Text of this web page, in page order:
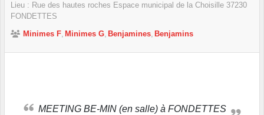
Lieu : Rue des hautes roches Espace municipal de la Choisille 37230
FONDETTES
Minimes F Minimes G Benjamines Benjamins
MEETING BE-MIN (en salle) à FONDETTES